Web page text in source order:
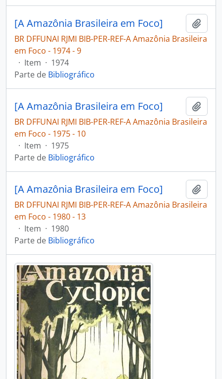
[A Amazônia Brasileira em Foco]
BR DFFUNAI RJMI BIB-PER-REF-A Amazônia Brasileira
em Foco - 1974 - 9
· Item · 1974
Parte de Bibliográfico
[A Amazônia Brasileira em Foco]
BR DFFUNAI RJMI BIB-PER-REF-A Amazônia Brasileira
em Foco - 1975 - 10
· Item · 1975
Parte de Bibliográfico
[A Amazônia Brasileira em Foco]
BR DFFUNAI RJMI BIB-PER-REF-A Amazônia Brasileira
em Foco - 1980 - 13
· Item · 1980
Parte de Bibliográfico